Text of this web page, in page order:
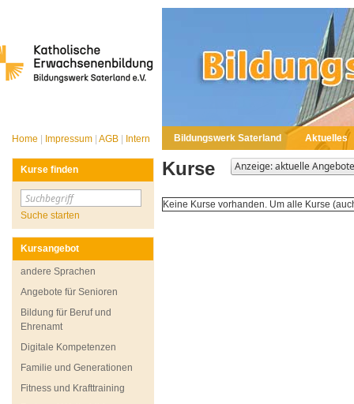
Home Impressum AGB Intern Bildungswerk Saterland Aktuelles
Kurse finden
Suche starten
Kursangebot
andere Sprachen
Angebote für Senioren
Bildung für Beruf und
Ehrenamt
Digitale Kompetenzen
Familie und Generationen
Fitness und Krafttraining
Kurse
Keine Kurse vorhanden. Um alle Kurse